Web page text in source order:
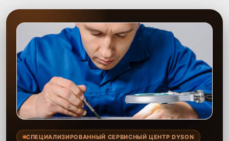
СПЕЦИАЛИЗИРОВАННЫЙ СЕРВИСНЫЙ ЦЕНТР DYSON